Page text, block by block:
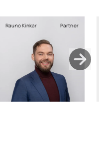
Partner
Dan-Erik